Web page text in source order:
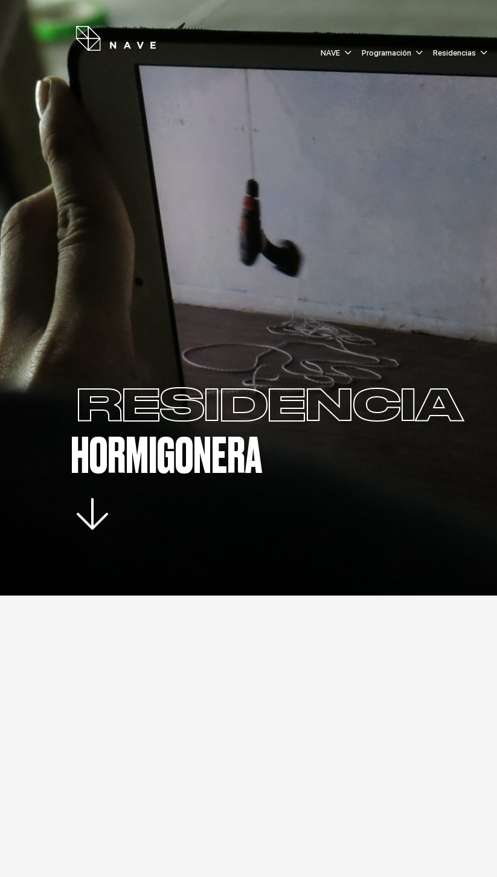
NAVE Programación Residencias
RESIDENCIA
HORMIGONERA